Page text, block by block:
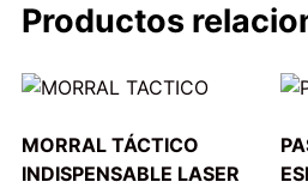
Productos
MORRAL TÁCTICO
INDISPENSABLE LASER